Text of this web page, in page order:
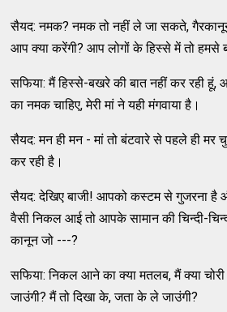
सैयद: नमक? नमक तो नहीं ले जा सकते,
आप क्या करेंगी? आप लोगों के हिस्से में तो हमसे
सफिया: मैं हिस्से-बखरे की बात नहीं कर रही हूं,
का नमक चाहिए, मेरी मां ने यही मंगवाया है।
सैयद: मन ही मन - मां तो बंटवारे से पहले ही मर
कर रही है।
सैयद: देखिए बाजी! आपको कस्टम से गुजरना है
वैसी निकल आई तो आपके सामान की चिन्दी-
कानून जो ---?
सफिया: निकल आने का क्या मतलब, मैं क्या
जाउंगी? मैं तो दिखा के, जता के ले जाउंगी?